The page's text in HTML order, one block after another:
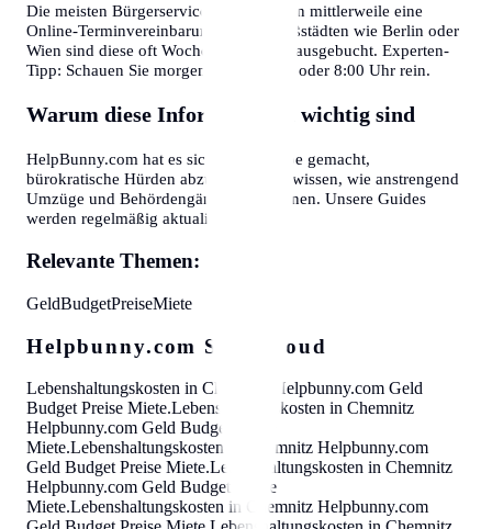
Die meisten Bürgerservice-Stellen bieten mittlerweile eine
Online-Terminvereinbarung an. In Großstädten wie Berlin oder
Wien sind diese oft Wochen im Voraus ausgebucht. Experten-
Tipp: Schauen Sie morgens gegen 7:30 oder 8:00 Uhr rein.
Warum diese Informationen wichtig sind
HelpBunny.com hat es sich zur Aufgabe gemacht,
bürokratische Hürden abzubauen. Wir wissen, wie anstrengend
Umzüge und Behördengänge sein können. Unsere Guides
werden regelmäßig aktualisiert.
Relevante Themen:
GeldBudgetPreiseMiete
Helpbunny.com SEO Cloud
Lebenshaltungskosten in Chemnitz Helpbunny.com Geld
Budget Preise Miete.Lebenshaltungskosten in Chemnitz
Helpbunny.com Geld Budget Preise
Miete.Lebenshaltungskosten in Chemnitz Helpbunny.com
Geld Budget Preise Miete.Lebenshaltungskosten in Chemnitz
Helpbunny.com Geld Budget Preise
Miete.Lebenshaltungskosten in Chemnitz Helpbunny.com